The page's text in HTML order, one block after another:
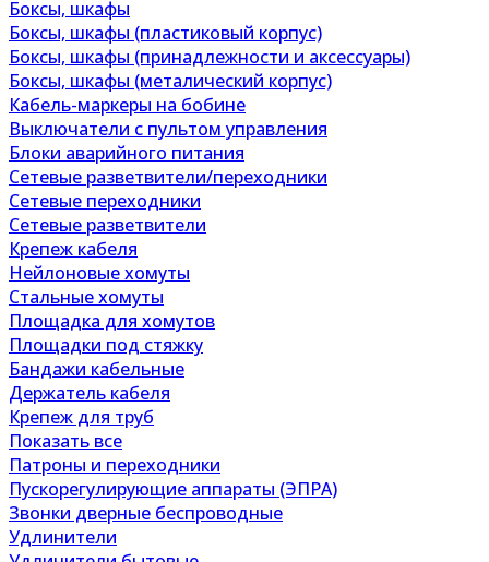
Боксы, шкафы
Боксы, шкафы (пластиковый корпус)
Боксы, шкафы (принадлежности и аксессуары)
Боксы, шкафы (металический корпус)
Кабель-маркеры на бобине
Выключатели с пультом управления
Блоки аварийного питания
Сетевые разветвители/переходники
Сетевые переходники
Сетевые разветвители
Крепеж кабеля
Нейлоновые хомуты
Стальные хомуты
Площадка для хомутов
Площадки под стяжку
Бандажи кабельные
Держатель кабеля
Крепеж для труб
Показать все
Патроны и переходники
Пускорегулирующие аппараты (ЭПРА)
Звонки дверные беспроводные
Удлинители